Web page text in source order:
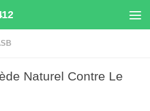
Naturel Contre Le